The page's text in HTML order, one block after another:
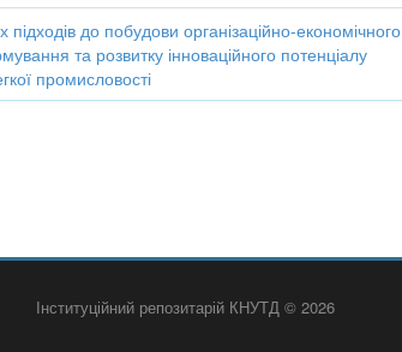
підходів до побудови організаційно-економічного
та розвитку інноваційного потенціалу
промисловості
Інституційний репозитарій КНУТД © 2026